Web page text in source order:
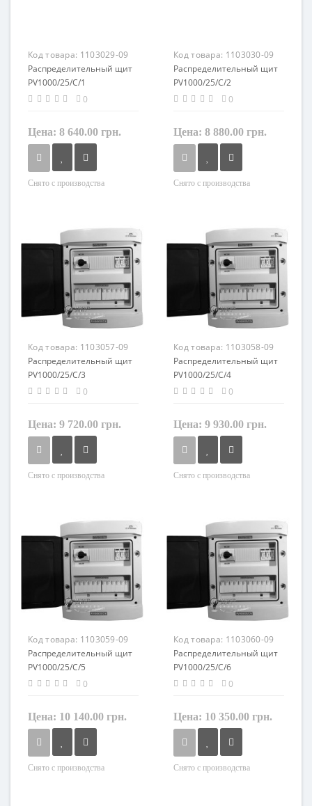
Код товара: 1103029-09
Распределительный щит
PV1000/25/C/1
0
Цена: 8 640.00 грн.
Снято с производства
Код товара: 1103030-09
Распределительный щит
PV1000/25/C/2
0
Цена: 8 880.00 грн.
Снято с производства
Код товара: 1103057-09
Распределительный щит
PV1000/25/C/3
0
Цена: 9 720.00 грн.
Снято с производства
Код товара: 1103058-09
Распределительный щит
PV1000/25/C/4
0
Цена: 9 930.00 грн.
Снято с производства
Код товара: 1103059-09
Распределительный щит
PV1000/25/C/5
0
Цена: 10 140.00 грн.
Снято с производства
Код товара: 1103060-09
Распределительный щит
PV1000/25/C/6
0
Цена: 10 350.00 грн.
Снято с производства